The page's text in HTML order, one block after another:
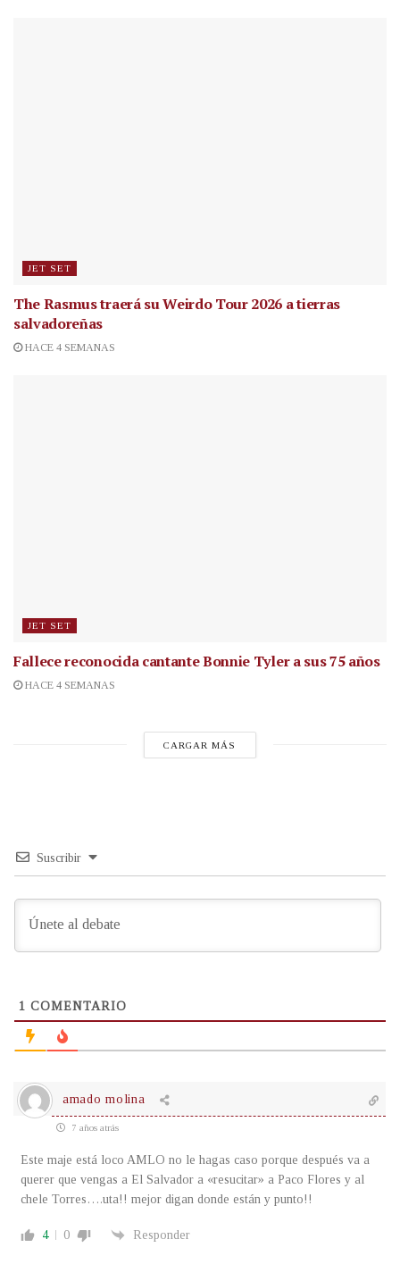
JET SET
The Rasmus traerá su Weirdo Tour 2026 a tierras
salvadoreñas
HACE 4 SEMANAS
JET SET
Fallece reconocida cantanteBonnie Tyler a sus 75 años
HACE 4 SEMANAS
CARGAR MÁS
Suscribir
1 COMENTARIO
amado molina
7 años atrás
Este maje está loco AMLO no le hagas caso porque después va a
querer que vengas a El Salvador a «resucitar» a Paco Flores y al
chele Torres….uta!! mejor digan donde están y punto!!
4 0 Responder